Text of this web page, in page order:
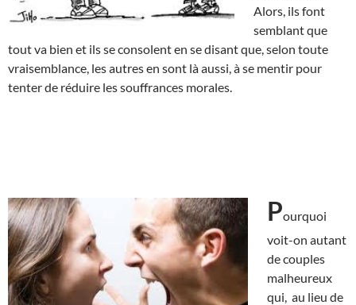
Alors, ils font
semblant que
tout va bien et ils se consolent en se disant que, selon toute
vraisemblance, les autres en sont là aussi, à se mentir pour
tenter de réduire les souffrances morales.
Pourquoi
voit-on autant
de couples
malheureux
qui, au lieu de